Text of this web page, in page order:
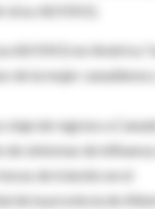
virus A(H5N1).
A(H5N1) en América
la mujer canadiense y
de regreso a
síntomas de influenza.
de tránsito en el
de la provincia de